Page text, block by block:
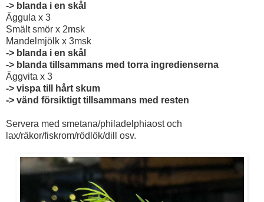
-> blanda i en skål
Äggula x 3
Smält smör x 2msk
Mandelmjölk x 3msk
-> blanda i en skål
-> blanda tillsammans med torra ingredienserna
Äggvita x 3
-> vispa till hårt skum
-> vänd försiktigt tillsammans med resten
Servera med smetana/philadelphiaost och
lax/räkor/fiskrom/rödlök/dill osv.